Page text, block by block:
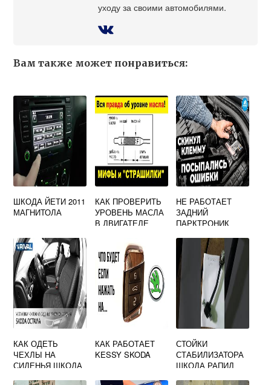
уходу за своими автомобилями.
Вам также может понравиться:
ШКОДА ЙЕТИ 2011
МАГНИТОЛА
КАК ПРОВЕРИТЬ
УРОВЕНЬ МАСЛА
В ДВИГАТЕЛЕ
НЕ РАБОТАЕТ
ЗАДНИЙ
ПАРКТРОНИК
A7
КАК ОДЕТЬ
ЧЕХЛЫ НА
СИДЕНЬЯ ШКОДА
КАК РАБОТАЕТ
KESSY SKODA
СТОЙКИ
СТАБИЛИЗАТОРА
ШКОДА РАПИД